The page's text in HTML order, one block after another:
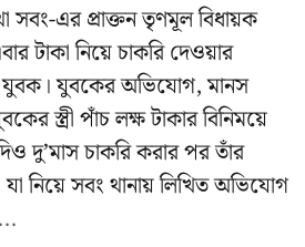
সবং-এর প্রাক্তন তৃণমূল বিধায়ক
টাকা নিয়ে চাকরি দেওয়ার
যুবকের অভিযোগ, মানস
স্ত্রী পাঁচ লক্ষ টাকার বিনিময়ে
দু’মাস চাকরি করার পর তাঁর
যা নিয়ে সবং থানায় লিখিত অভিযোগ